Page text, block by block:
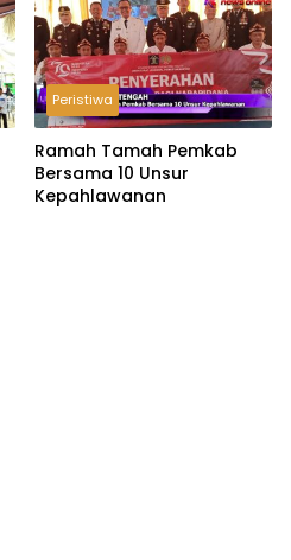
Peristiwa
Ramah Tamah Pemkab
Bersama 10 Unsur
Kepahlawanan